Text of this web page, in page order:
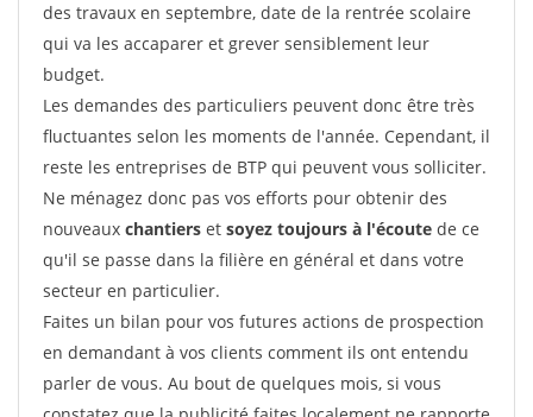
des travaux en septembre, date de la rentrée scolaire
qui va les accaparer et grever sensiblement leur
budget.
Les demandes des particuliers peuvent donc être très
fluctuantes selon les moments de l'année. Cependant, il
reste les entreprises de BTP qui peuvent vous solliciter.
Ne ménagez donc pas vos efforts pour obtenir des
nouveaux chantiers et soyez toujours à l'écoute de ce
qu'il se passe dans la filière en général et dans votre
secteur en particulier.
Faites un bilan pour vos futures actions de prospection
en demandant à vos clients comment ils ont entendu
parler de vous. Au bout de quelques mois, si vous